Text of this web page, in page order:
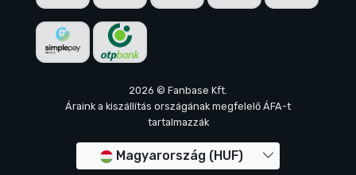
2026 © Fanbase Kft.
Áraink a kiszállítás országának megfelelő ÁFA-t
tartalmazzák
Magyarország (HUF)